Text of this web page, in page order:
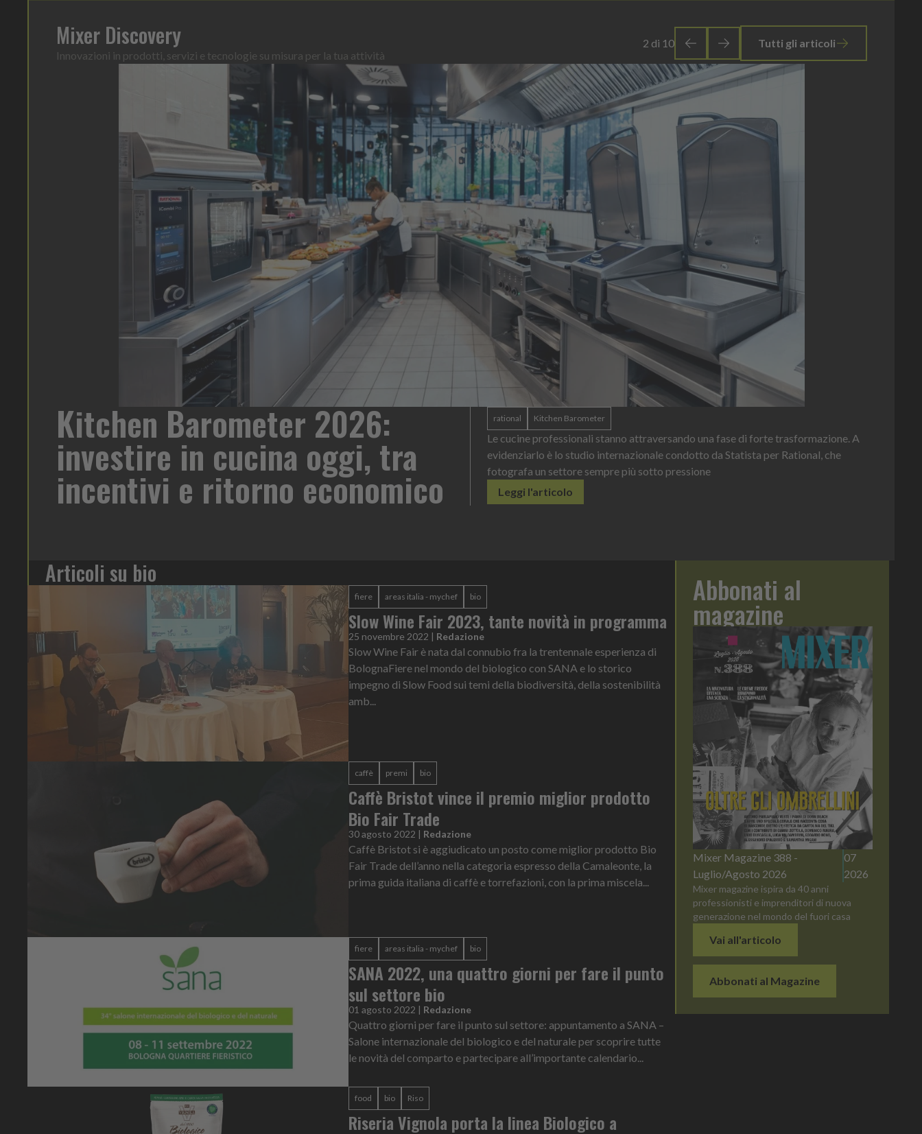
Mixer Discovery
Innovazioni in prodotti, servizi e tecnologie su misura per la tua attività
3 di 10 Tutti gli articoli
Kitchen Barometer 2026:
investire in cucina oggi, tra
incentivi e ritorno economico
rational Kitchen Barometer
Le cucine professionali stanno attraversando una fase di forte trasformazione. A
evidenziarlo è lo studio internazionale condotto da Statista per Rational, che
fotografa un settore sempre più sotto pressione
Leggi l'articolo
per
Articoli su bio
fiere areas italia - mychef bio
Slow Wine Fair 2023, tante novità in programma
25 novembre 2022 | Redazione
Slow Wine Fair è nata dal connubio fra la trentennale esperienza di
BolognaFiere nel mondo del biologico con SANA e lo storico
impegno di Slow Food sui temi della biodiversità, della sostenibilità
amb...
caffè premi bio
Caffè Bristot vince il premio miglior prodotto
Bio Fair Trade
30 agosto 2022 | Redazione
Caffè Bristot si è aggiudicato un posto come miglior prodotto Bio
Fair Trade dell’anno nella categoria espresso della Camaleonte, la
prima guida italiana di caffè e torrefazioni, con la prima miscela...
fiere areas italia - mychef bio
SANA 2022, una quattro giorni per fare il punto
sul settore bio
01 agosto 2022 | Redazione
Quattro giorni per fare il punto sul settore: appuntamento a SANA –
Salone internazionale del biologico e del naturale per scoprire tutte
le novità del comparto e partecipare all’importante calendario...
food bio Riso
Riseria Vignola porta la linea Biologico a
Abbonati al
magazine
Mixer Magazine 388 -
Luglio/Agosto 2026
07
2026
Mixer magazine ispira da 40 anni
professionisti e imprenditori di nuova
generazione nel mondo del fuori casa
Vai all'articolo
Abbonati al Magazine